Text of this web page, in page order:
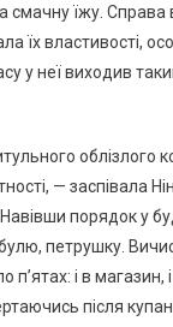
смачну їжу.
їх властивості,
у неї виходив
облізлого
— заспівала
порядок у
петрушку.
п’ятах: і в
після